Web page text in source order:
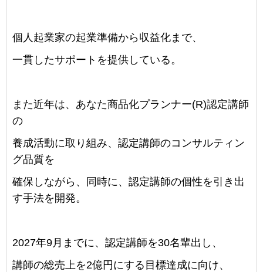
個人起業家の起業準備から収益化まで、
一貫したサポートを提供している。
また近年は、あなた商品化プランナー(R)認定講師
の
養成活動に取り組み、認定講師のコンサルティン
グ品質を
確保しながら、同時に、認定講師の個性を引き出
す手法を開発。
2027年9月までに、認定講師を30名輩出し、
講師の総売上を2億円にする目標達成に向け、